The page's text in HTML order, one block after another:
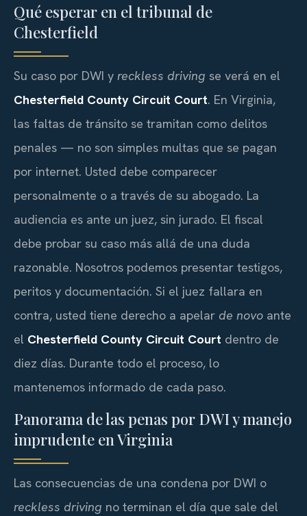
Qué esperar en el tribunal de
Chesterfield
Su caso por DWI y reckless driving se verá en el
Chesterfield County Circuit Court. En Virginia,
las faltas de tránsito se tramitan como delitos
penales — no son simples multas que se pagan
por internet. Usted debe comparecer
personalmente o a través de su abogado. La
audiencia es ante un juez, sin jurado. El fiscal
debe probar su caso más allá de una duda
razonable. Nosotros podemos presentar testigos,
peritos y documentación. Si el juez fallara en
contra, usted tiene derecho a apelar de novo ante
el Chesterfield County Circuit Court dentro de
diez días. Durante todo el proceso, lo
mantenemos informado de cada paso.
Panorama de las penas por DWI y manejo
imprudente en Virginia
Las consecuencias de una condena por DWI o
reckless driving no terminan el día que sale del